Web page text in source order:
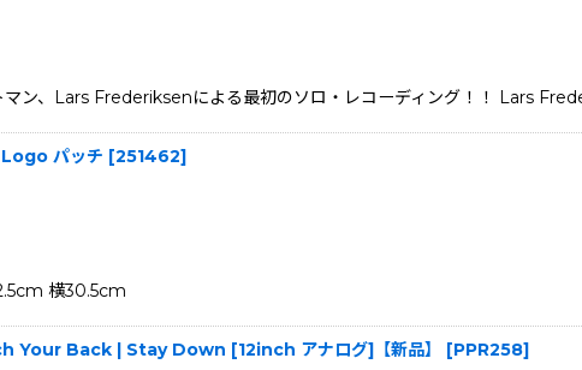
マン、Lars Frederiksenによる最初のソロ・レコーディング！！ Lars
パッチ [251462]
横30.5cm
Your Back | Stay Down [12inch アナログ]【新品】 [PPR258]